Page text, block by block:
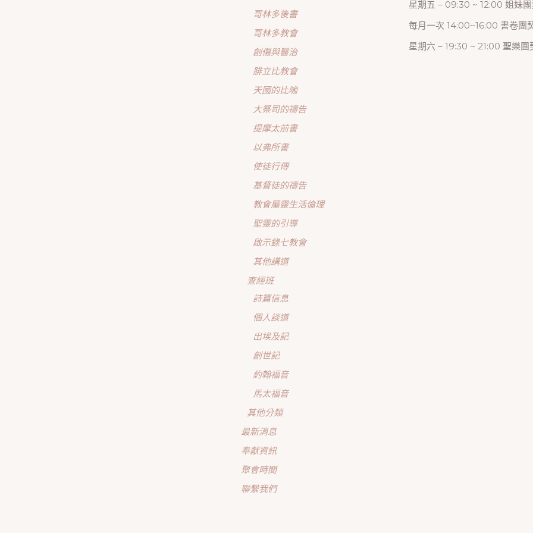
哥林多後書
哥林多教會
創傷與醫治
腓立比教會
天國的比喻
大祭司的禱告
提摩太前書
以弗所書
使徒行傳
基督徒的禱告
教會屬靈生活倫理
聖靈的引導
啟示錄七教會
其他講道
查經班
詩篇信息
個人談道
出埃及記
創世記
約翰福音
馬太福音
其他分類
最新消息
奉獻資訊
聚會時間
聯繫我們
星期五 – 09:30 ~ 12:00 姐妹
每月一次 14:00~16:00 書卷團
星期六 – 19:30 ~ 21:00 聖樂團